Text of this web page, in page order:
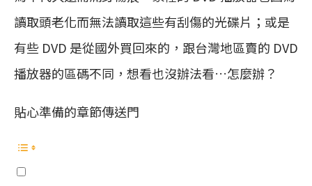
讀取頭老化而無法讀取這些有刮傷的光碟片；或是
有些 DVD 是從國外買回來的，跟台灣地區賣的 DVD
播放器的區碼不同，想看也沒辦法看…怎麼辦？
貼心準備的章節傳送門